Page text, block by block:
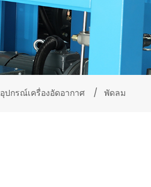
อุปกรณ์เครื่องอัดอากาศ / พัดลม